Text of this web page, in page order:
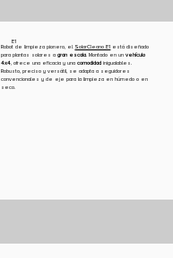
Robot de limpieza pionero, el SolarCleano E1 está diseñado
para plantas solares agran escala. Montado en unvehículo
4x4, ofrece una eficacia y unacomodidad inigualables.
Robusto, preciso y versátil, se adapta a seguidores
convencionales y de eje para la limpieza en húmedo o en
seco.
E1